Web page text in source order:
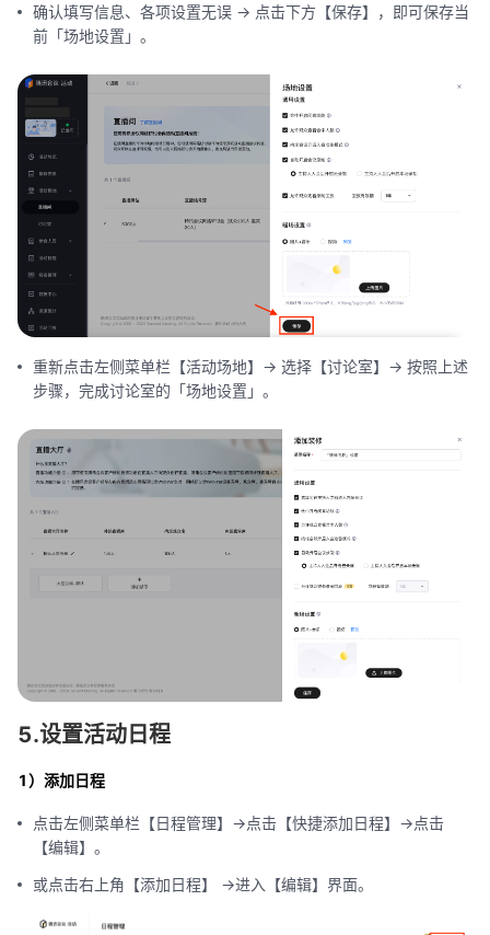
确认填写信息、各项设置无误 -> 点击下方【保存】，即可保存当
前「场地设置」。
重新点击左侧菜单栏【活动场地】-> 选择【讨论室】-> 按照上述
步骤，完成讨论室的「场地设置」。
5.设置活动日程
1）添加日程
点击左侧菜单栏【日程管理】->点击【快捷添加日程】->点击
【编辑】。
或点击右上角【添加日程】 ->进入【编辑】界面。